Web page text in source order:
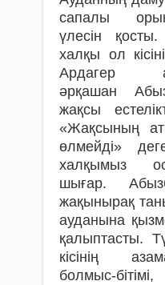
сапалы
үлесін
халқы ол
Ардагер
әрқашан
жақсы
«Жақсының
өлмейді»
халқымыз
шығар.
жақынырақ
ауданына
қалыптасты.
кісінің
болмыс-